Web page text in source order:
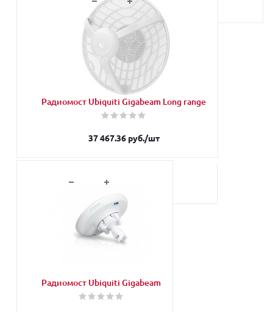
Радиомост Ubiquiti Gigabeam Long range
37 467.36руб./шт
Радиомост Ubiquiti Gigabeam